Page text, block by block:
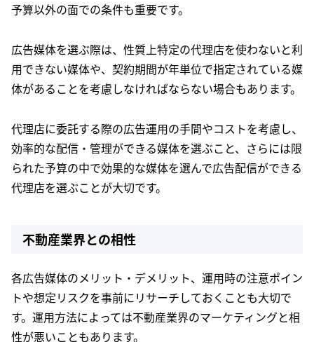
予算以外の面での条件も重要です。
広告媒体を選ぶ際は、性質上特定の代理店を使わないと利
用できない媒体や、契約期間が年単位で指定されている媒
体があることを考慮しなければならない場合もあります。
代理店に委託する際の広告運用の手間やコストを考慮し、
効率的な配信・管理ができる媒体を選ぶこと、さらには限
られた予算の中で効果的な媒体を選んで広告配信ができる
代理店を選ぶことが大切です。
不動産業界との相性
各広告媒体のメリット・デメリット、運用時の注意ポイン
トや想定リスクを事前にリサーチしておくことも大切で
す。運用方法によっては不動産業界のマーケティングと相
性が悪いこともあります。